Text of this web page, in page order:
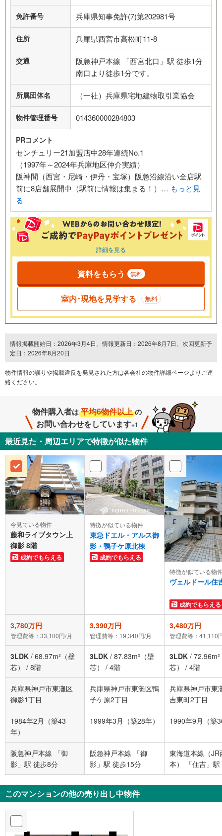
免許番号 兵庫県知事免許(7)第202981号
住所 兵庫県西宮市高松町11-8
交通
阪急神戸本線 「西宮北口」駅 徒歩1分
南口より徒歩1分です。
所属団体名 （一社）兵庫県宅地建物取引業協会
物件管理番号 014360000284803
PRコメント
センチュリー21加盟店中28年連続No.1
（1997年～2024年兵庫地区仲介実績）
阪神間（西宮・尼崎・伊丹・宝塚）阪急沿線沿い全店駅
前に8店舗展開中（駅前に情報は集まる！）… もっと見
る
詳細を見る
資料をもらう 無料
室内･現地を見学する 無料
情報掲載開始日：2026年3月4日、情報更新日：2026年8月7日、次回更新予
定日：2026年8月20日
物件情報の誤りや掲載違反を発⾒された方は各会社の物件詳細ページよりご連
絡ください。
物件購入者は 平均6物件以上 の
お問い合わせをしています※1
最近見た・周辺エリアで特徴が似た物件
今見ている物件
藤和ライブタウン上
御影 8階
成約でもらえる
特徴が似ている物件
東急ドエル・アルス御
影・鴨子ケ原北棟
成約でもらえる
特徴が似ている物
ヴェルドール住
成約でもらえる
3,780万円
管理費等：33,100円/月
3,390万円
管理費等：19,340円/月
3,480万円
管理費等：41,110
3LDK / 68.97m²（壁
芯）
/ 8階
3LDK / 87.83m²（壁
芯）
/ 4階
3LDK /
芯）
/ 4階
兵庫県神戸市東灘区
御影1丁目
兵庫県神戸市東灘区鴨
子ケ原2丁目
兵庫県神戸市東
吉東町2丁目
1984年2月（築43
年）
1999年3月（築28年） 1990年9月（築
阪急神戸本線 「御
影」駅 徒歩8分
阪急神戸本線 「御
影」駅 徒歩15分
東海道本線（JR
本） 「住吉」駅
7分
このマンションの他の売り出し中物件